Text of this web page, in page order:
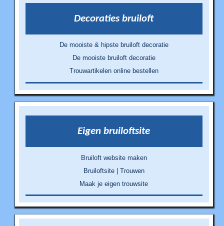
Decoraties bruiloft
De mooiste & hipste bruiloft decoratie
De mooiste bruiloft decoratie
Trouwartikelen online bestellen
Eigen bruiloftsite
Bruiloft website maken
Bruiloftsite | Trouwen
Maak je eigen trouwsite